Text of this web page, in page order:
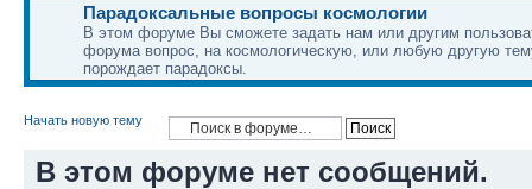
Парадоксальные вопросы космологии
В этом форуме Вы сможете задать нам или другим
форума вопрос, на космологическую, или любую другую
порождает парадоксы.
Начать новую тему
В этом форуме нет сообщений.